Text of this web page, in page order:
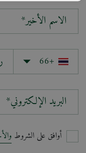
الاسم الأخير*
البريد الإلكتروني*
أوافق على الشروط